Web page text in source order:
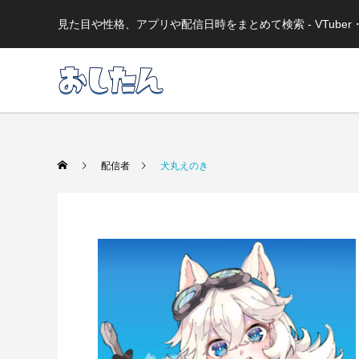
見た目や性格、アプリや配信日時をまとめて検索 -
配信者 犬丸えのき